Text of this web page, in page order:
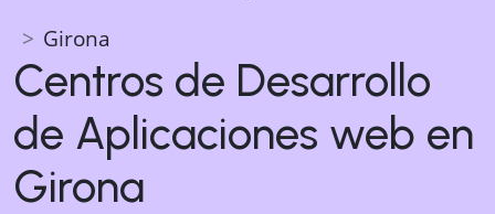
Girona
Centros de Desarrollo
de Aplicaciones web en
Girona